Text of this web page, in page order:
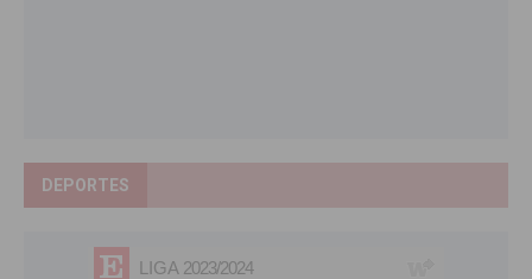
DEPORTES